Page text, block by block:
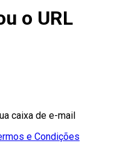
o URL
caixa de e-mail
e Condições